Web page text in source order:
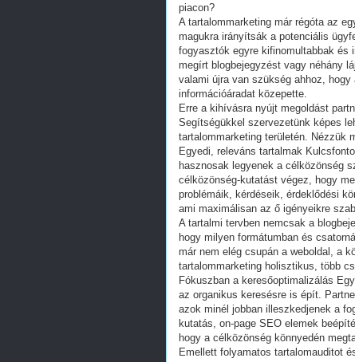
piacon?
A tartalommarketing már régóta az
magukra irányítsák a potenciális
fogyasztók egyre kifinomultabbak és
megírt blogbejegyzést vagy néhány
valami újra van szükség ahhoz,
információáradat közepette.
Erre a kihívásra nyújt megoldást
Segítségükkel szervezetünk képes
tartalommarketing területén. Nézzük
Egyedi, releváns tartalmak
hasznosak legyenek a célközönség
célközönség-kutatást végez, hogy
problémáik, kérdéseik, érdeklődési
ami maximálisan az ő igényeikre
A tartalmi tervben nemcsak a
hogy milyen formátumban és
már nem elég csupán a weboldal, a
tartalommarketing holisztikus, több
Fókuszban a keresőoptimalizálás
az organikus keresésre is épít.
azok minél jobban illeszkedjenek a
kutatás, on-page SEO elemek
hogy a célközönség könnyedén
Emellett folyamatos tartalomauditot